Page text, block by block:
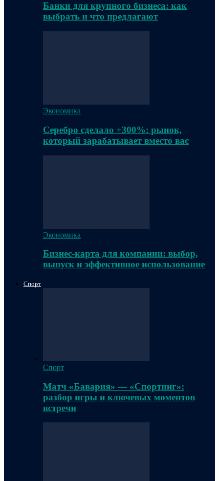
Банки для крупного бизнеса: как
выбрать и что предлагают
Экономика
Серебро сделало +300%: рынок,
который зарабатывает вместо вас
Экономика
Бизнес-карта для компании: выбор,
выпуск и эффективное использование
Спорт
Спорт
Матч «Бавария» — «Спортинг»:
разбор игры и ключевых моментов
встречи